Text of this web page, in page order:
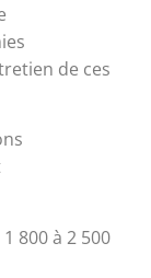
de ces
800 à 2 500